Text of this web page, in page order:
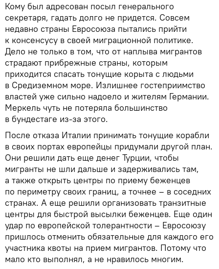
Кому был адресован посыл генерального
секретаря, гадать долго не придется. Совсем
недавно страны Евросоюза пытались прийти
к консенсусу в своей миграционной политике.
Дело не только в том, что от наплыва мигрантов
страдают прибрежные страны, которым
приходится спасать тонущие корыта с людьми
в Средиземном море. Излишнее гостеприимство
властей уже сильно надоело и жителям Германии.
Меркель чуть не потеряла большинство
в бундестаге из-за этого.
После отказа Италии принимать тонущие корабли
в своих портах европейцы придумали другой план.
Они решили дать еще денег Турции, чтобы
мигранты не шли дальше и задерживались там,
а также открыть центры по приему беженцев
по периметру своих границ, а точнее – в соседних
странах. А еще решили организовать транзитные
центры для быстрой высылки беженцев. Еще один
удар по европейской толерантности – Евросоюзу
пришлось отменить обязательные для каждого его
участника квоты на прием мигрантов. Потому что
мало кто выполнял, а не нравилось многим.